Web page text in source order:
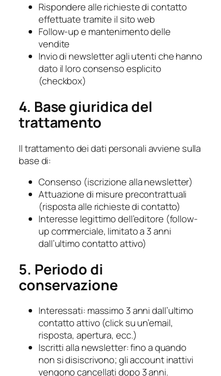
Rispondere alle richieste di contatto
effettuate tramite il sito web
Follow-up e mantenimento delle
vendite
Invio di newsletter agli utenti che hanno
dato il loro consenso esplicito
(checkbox)
4. Base giuridica del
trattamento
Il trattamento dei dati personali avviene sulla
base di:
Consenso (iscrizione alla newsletter)
Attuazione di misure precontrattuali
(risposta alle richieste di contatto)
Interesse legittimo dell’editore (follow-
up commerciale, limitato a 3 anni
dall’ultimo contatto attivo)
5. Periodo di
conservazione
Interessati: massimo 3 anni dall’ultimo
contatto attivo (click su un’email,
risposta, apertura, ecc.)
Iscritti alla newsletter: fino a quando
non si disiscrivono; gli account inattivi
vengono cancellati dopo 3 anni.